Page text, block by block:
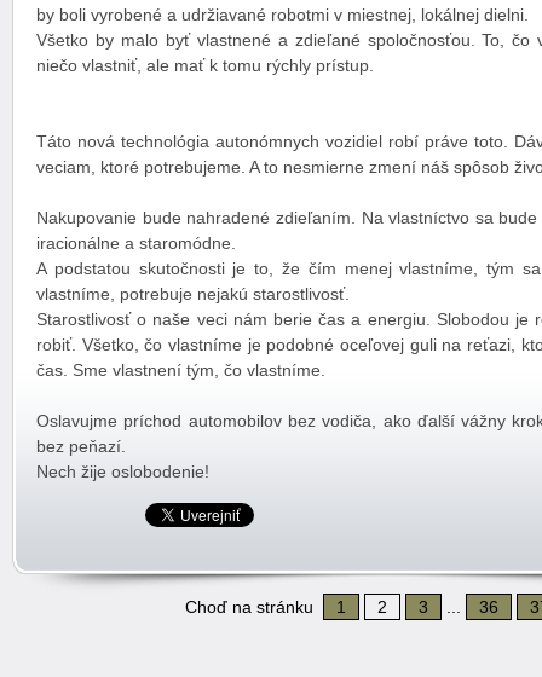
by boli vyrobené a udržiavané robotmi v miestnej, lokálnej dielni.
Všetko by malo byť vlastnené a zdieľané spoločnosťou. To, čo
niečo vlastniť, ale mať k tomu rýchly prístup.
Táto nová technológia autonómnych vozidiel robí práve toto.
veciam, ktoré potrebujeme. A to nesmierne zmení náš spôsob
Nakupovanie bude nahradené zdieľaním. Na vlastníctvo sa
iracionálne a staromódne.
A podstatou skutočnosti je to, že čím menej vlastníme, tým
vlastníme, potrebuje nejakú starostlivosť.
Starostlivosť o naše veci nám berie čas a energiu. Slobodou je
robiť. Všetko, čo vlastníme je podobné oceľovej guli na reťazi,
čas. Sme vlastnení tým, čo vlastníme.
Oslavujme príchod automobilov bez vodiča, ako ďalší vážny
bez peňazí.
Nech žije oslobodenie!
Choď na stránku 1 2 3 36